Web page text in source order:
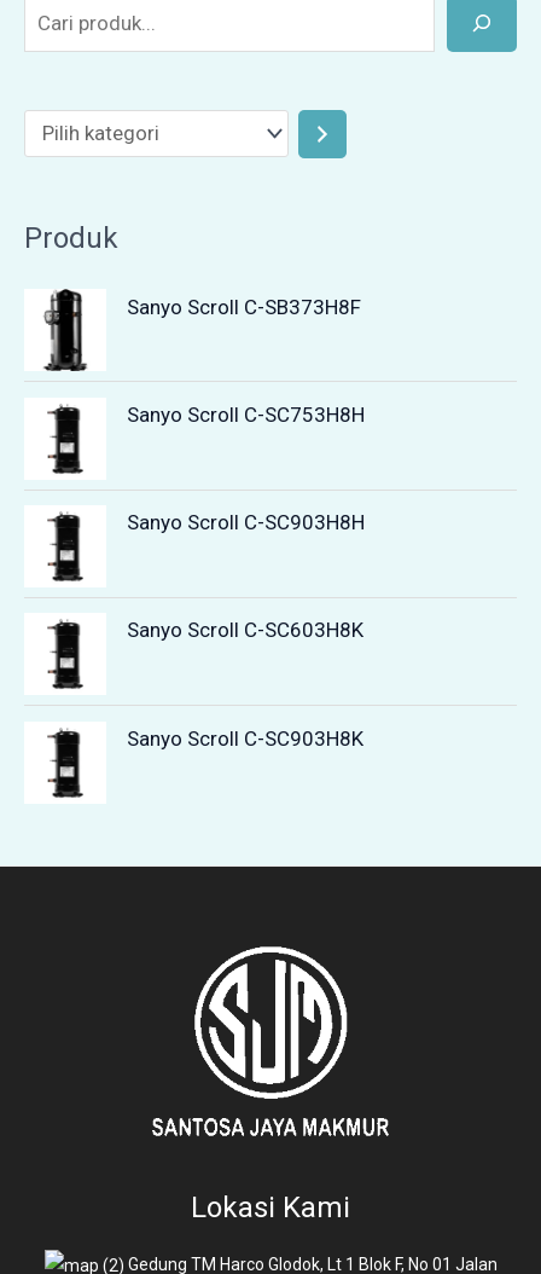
Produk
Sanyo Scroll C-SB373H8F
Sanyo Scroll C-SC753H8H
Sanyo Scroll C-SC903H8H
Sanyo Scroll C-SC603H8K
Sanyo Scroll C-SC903H8K
Lokasi Kami
Gedung TM Harco Glodok, Lt 1 Blok F, No 01 Jalan